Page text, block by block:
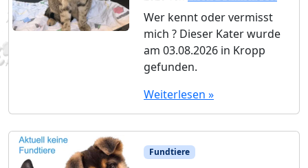
Wer kennt oder vermisst
mich ? Dieser Kater wurde
am 03.08.2026 in Kropp
gefunden.
Weiterlesen »
Fundtiere